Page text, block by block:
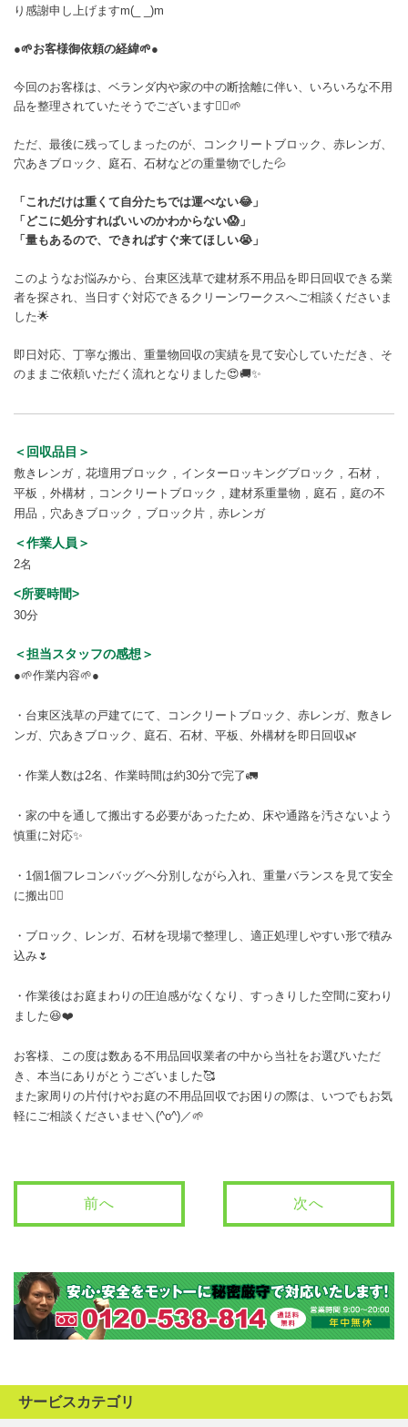
り感謝申し上げますm(_ _)m
●🌱お客様御依頼の経緯🌱●
今回のお客様は、ベランダ内や家の中の断捨離に伴い、いろいろな不用
品を整理されていたそうでございます🙂‍↕️🌱
ただ、最後に残ってしまったのが、コンクリートブロック、赤レンガ、
穴あきブロック、庭石、石材などの重量物でした💦
「これだけは重くて自分たちでは運べない😂」
「どこに処分すればいいのかわからない😱」
「量もあるので、できればすぐ来てほしい😭」
このようなお悩みから、台東区浅草で建材系不用品を即日回収できる業
者を探され、当日すぐ対応できるクリーンワークスへご相談くださいま
した🌟
即日対応、丁寧な搬出、重量物回収の実績を見て安心していただき、そ
のままご依頼いただく流れとなりました😍🚚✨
＜回収品目＞
敷きレンガ 花壇用ブロック インターロッキングブロック
石材
平板
外構材 コンクリートブロック 建材系重量物 庭石
庭の不
用品
穴あきブロック ブロック片 赤レンガ
＜作業人員＞
2名
<所要時間>
30分
＜担当スタッフの感想＞
●🌱作業内容🌱●
・台東区浅草の戸建てにて、コンクリートブロック、赤レンガ、敷きレ
ンガ、穴あきブロック、庭石、石材、平板、外構材を即日回収🌿
・作業人数は2名、作業時間は約30分で完了🚛
・家の中を通して搬出する必要があったため、床や通路を汚さないよう
慎重に対応✨
・1個1個フレコンバッグへ分別しながら入れ、重量バランスを見て安全
に搬出🙂‍↕️
・ブロック、レンガ、石材を現場で整理し、適正処理しやすい形で積み
込み🌷
・作業後はお庭まわりの圧迫感がなくなり、すっきりした空間に変わり
ました😆❤️
お客様、この度は数ある不用品回収業者の中から当社をお選びいただ
き、本当にありがとうございました🥰
また家周りの片付けやお庭の不用品回収でお困りの際は、いつでもお気
軽にご相談くださいませ＼(^o^)／🌱
前へ 次へ
サービスカテゴリ